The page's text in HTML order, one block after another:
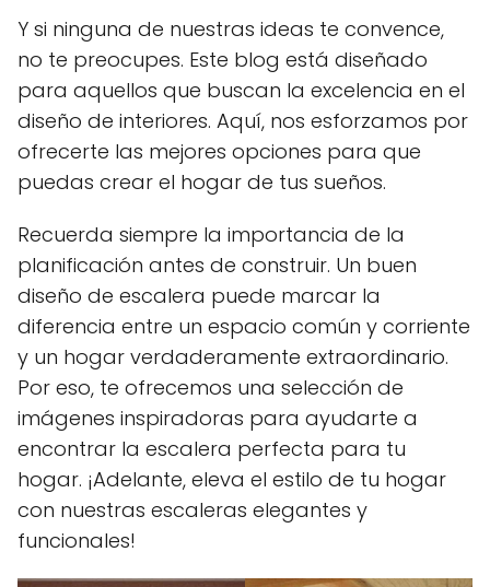
Y si ninguna de nuestras ideas te convence,
no te preocupes. Este blog está diseñado
para aquellos que buscan la excelencia en el
diseño de interiores. Aquí, nos esforzamos por
ofrecerte las mejores opciones para que
puedas crear el hogar de tus sueños.
Recuerda siempre la importancia de la
planificación antes de construir. Un buen
diseño de escalera puede marcar la
diferencia entre un espacio común y corriente
y un hogar verdaderamente extraordinario.
Por eso, te ofrecemos una selección de
imágenes inspiradoras para ayudarte a
encontrar la escalera perfecta para tu
hogar. ¡Adelante, eleva el estilo de tu hogar
con nuestras escaleras elegantes y
funcionales!